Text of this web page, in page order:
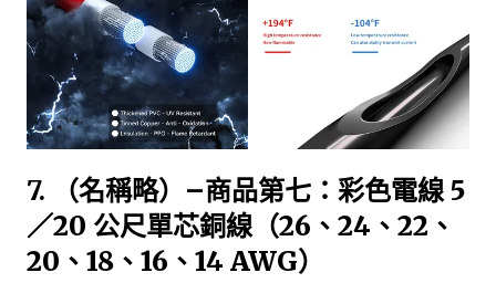
7.
（名稱略）–商品第七：彩色電線 5
／20 公尺單芯銅線（26、24、22、
20、18、16、14 AWG）